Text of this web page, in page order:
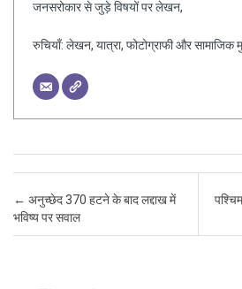
जनसरोकार से जुड़े विषयों पर लेखन,
रुचियाँ: लेखन, यात्रा, फोटोग्राफी और सामाजिक
Post navigation
← अनुच्छेद 370 हटने के बाद लद्दाख में
भविष्य पर सवाल